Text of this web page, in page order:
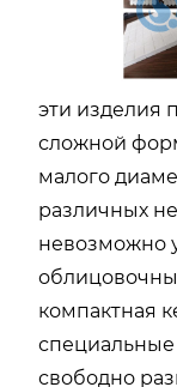
эти изделия
сложной
малого
различных
невозможно
компактная
свободно